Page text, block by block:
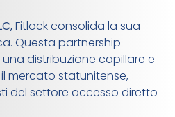
,Fitlock consolida la sua
Questa partnership
distribuzione capillare e
mercato statunitense,
del settore accesso diretto